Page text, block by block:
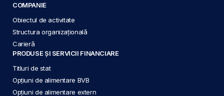
COMPANIE
Obiectul de activitate
Structura organizațională
Carieră
PRODUSE ȘI SERVICII FINANCIARE
Titluri de stat
Opțiuni de alimentare BVB
Opțiuni de alimentare extern